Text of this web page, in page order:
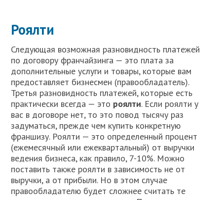
Роялти
Следующая возможная разновидность платежей
по договору франчайзинга — это плата за
дополнительные услуги и товары, которые вам
предоставляет бизнесмен (правообладатель).
Третья разновидность платежей, которые есть
практически всегда — это роялти. Если роялти у
вас в договоре нет, то это повод тысячу раз
задуматься, прежде чем купить конкретную
франшизу. Роялти — это определенный процент
(ежемесячный или ежеквартальный) от выручки
ведения бизнеса, как правило, 7-10%. Можно
поставить также роялти в зависимость не от
выручки, а от прибыли. Но в этом случае
правообладателю будет сложнее считать те